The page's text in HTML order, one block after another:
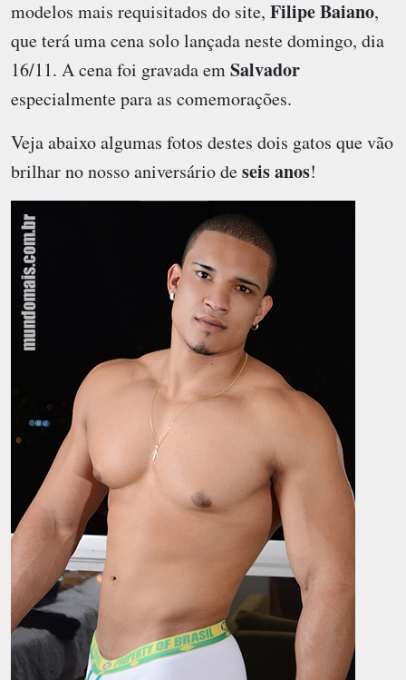
modelos mais requisitados do site, Filipe Baiano,
que terá uma cena solo lançada neste domingo, dia
16/11. A cena foi gravada emSalvador
especialmente para as comemorações.
Veja abaixo algumas fotos destes dois gatos que vão
brilhar no nosso aniversário deseis anos!